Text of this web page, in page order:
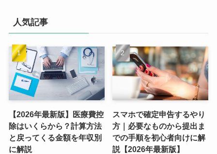
人気記事
【2026年最新版】医療費控
除はいくらから？計算方法
と戻ってくる金額を年収別
に解説
スマホで確定申告するやり
方｜必要なものから提出ま
での手順を初心者向けに解
説【2026年最新版】